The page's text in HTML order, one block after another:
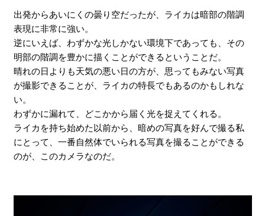
出発からあいにくの曇り空だったが、ライカは暗部の階調
表現に非常に強い。
逆にいえば、わずかな光しかない環境下であっても、その
明部の階調を豊かに描くことができるということだ。
晴れの日よりも天気の悪い日の方が、思ってもみない写真
が撮影できることが、ライカの特長でもあるのかもしれな
い。
わずかに漏れて、どこかから届く光を捉えてくれる。
ライカを持ち始めた以前から、暗めの写真を好んで撮る私
にとって、一番自然体でいられる写真を撮ることができる
のが、このカメラなのだ。